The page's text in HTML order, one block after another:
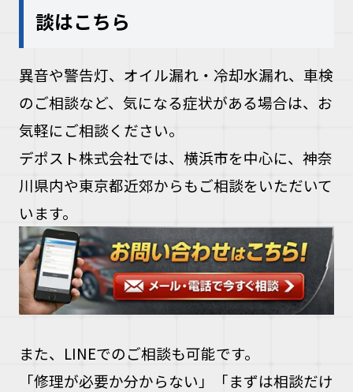
談はこちら
異音や警告灯、オイル漏れ・冷却水漏れ、車検
のご相談など、気になる症状がある場合は、お
気軽にご相談ください。
デポスト株式会社では、横浜市を中心に、神奈
川県内や東京都近郊からもご相談をいただいて
います。
また、LINEでのご相談も可能です。
「修理が必要か分からない」「まずは相談だけ